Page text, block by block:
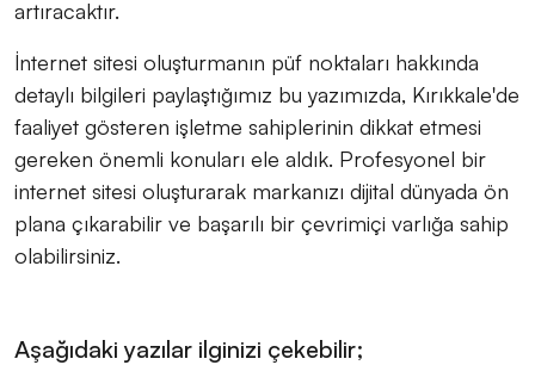
artıracaktır.
İnternet sitesi oluşturmanın püf noktaları hakkında
detaylı bilgileri paylaştığımız bu yazımızda, Kırıkkale'de
faaliyet gösteren işletme sahiplerinin dikkat etmesi
gereken önemli konuları ele aldık. Profesyonel bir
internet sitesi oluşturarak markanızı dijital dünyada ön
plana çıkarabilir ve başarılı bir çevrimiçi varlığa sahip
olabilirsiniz.
Aşağıdaki yazılar ilginizi çekebilir;